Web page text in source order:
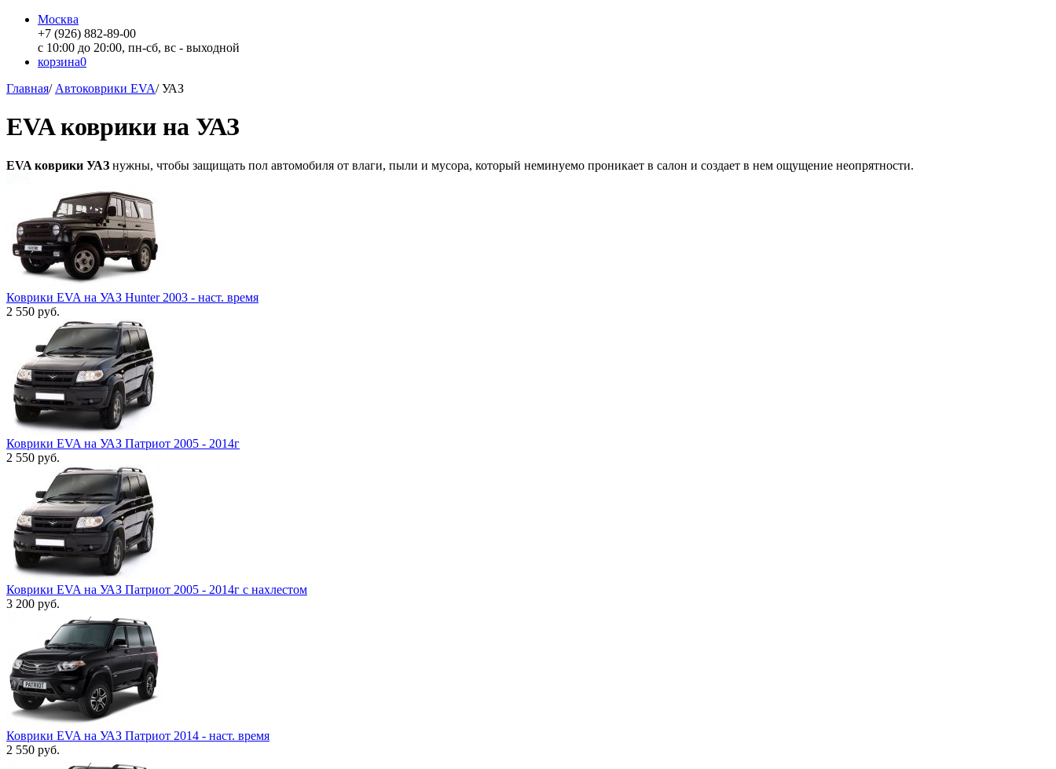
Москва
+7 (926) 882-89-00
с 10:00 до 20:00, пн-сб, вс - выходной
корзина0
Главная/ Автоковрики EVA/УАЗ
EVA коврики на УАЗ
EVA коврики УАЗ нужны, чтобы защищать пол автомобиля от влаги, пыли и мусора, который неминуемо проникает в салон и создает в нем ощущение неопрятности.
Коврики EVA на УАЗ Hunter 2003 - наст. время
2 550 руб.
Коврики EVA на УАЗ Патриот 2005 - 2014г
2 550 руб.
Коврики EVA на УАЗ Патриот 2005 - 2014г с нахлестом
3 200 руб.
Коврики EVA на УАЗ Патриот 2014 - наст. время
2 550 руб.